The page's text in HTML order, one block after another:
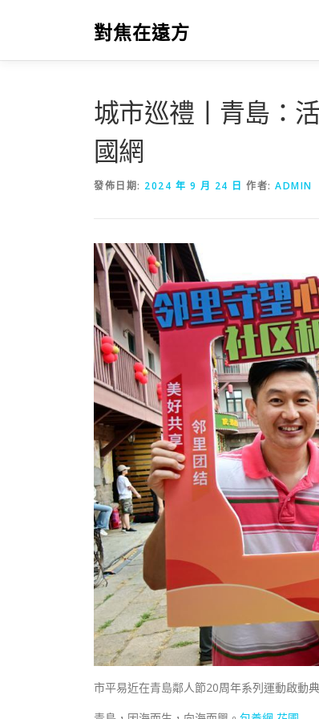
要
對焦在遠方
城市巡禮丨青島：
國網
發佈日期: 2024 年 9 月 24 日 作者: ADMIN
市平易近在青島鄰人節20周年系列運動啟動